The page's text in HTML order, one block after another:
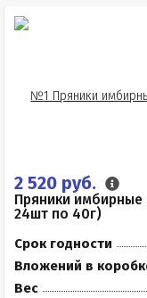
2 520 руб.
Пряники
24шт по 40г)
Срок годности
Вложений в
Вес